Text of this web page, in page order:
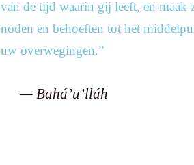
van de tijd waarin gij leeft, en maak
noden en behoeften tot het
uw overwegingen.”
— Bahá’u’lláh